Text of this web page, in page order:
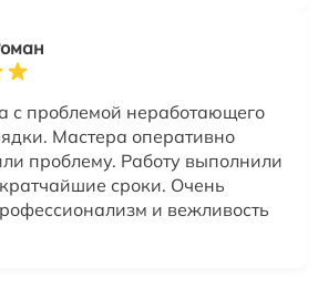
с проблемой неработающего
Мастера оперативно
проблему. Работу выполнили
сроки. Очень
и вежливость